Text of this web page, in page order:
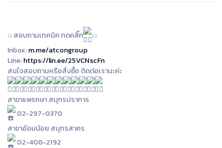
::: สอบถามเทคนิค กดคลิ๊ก
::::
Inbox:m.me/atcongroup
Line:https://lin.ee/25VCNscFn
สนใจสอบถามหรือสั่งซื้อ ติดต่อเรานะค่ะ
สาขาแพรกษา สมุทรปราการ
02-297-0370
สาขาอ้อมน้อย สมุทรสาคร
02-408-2192